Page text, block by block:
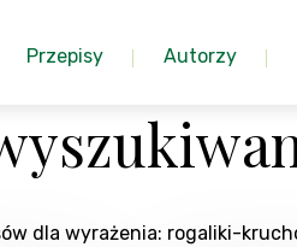
Przepisy Autorzy
dla wyrażenia: rogaliki-